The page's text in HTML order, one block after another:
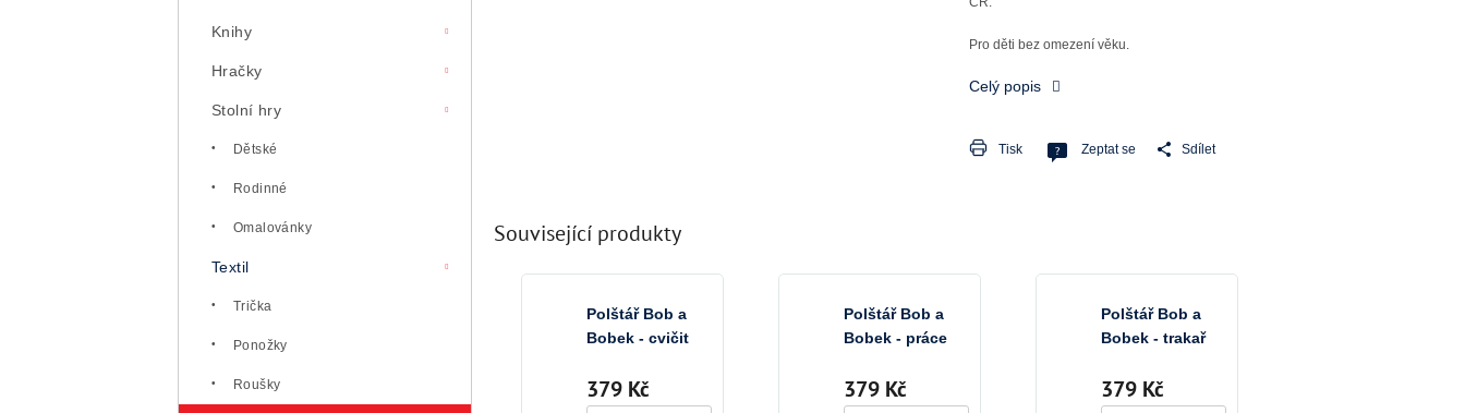
Knihy
Hračky
Stolní hry
Dětské
Rodinné
Omalovánky
Textil
Trička
Ponožky
Roušky
Pro děti bez omezení věku.
Celý popis
Tisk Zeptat se Sdílet
Související produkty
Polštář Bob a
Bobek - cvičit
379 Kč
Polštář Bob a
Bobek - práce
379 Kč
Polštář Bob a
Bobek - trakař
379 Kč